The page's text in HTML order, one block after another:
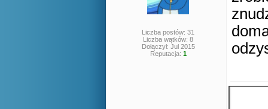
Liczba postów: 31
Liczba wątków: 8
Dołączył: Jul 2015
Reputacja: 1